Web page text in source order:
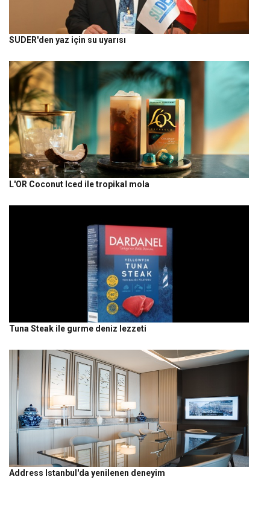
SUDER'den yaz için su uyarısı
L'OR Coconut Iced ile tropikal mola
Tuna Steak ile gurme deniz lezzeti
Address Istanbul'da yenilenen deneyim